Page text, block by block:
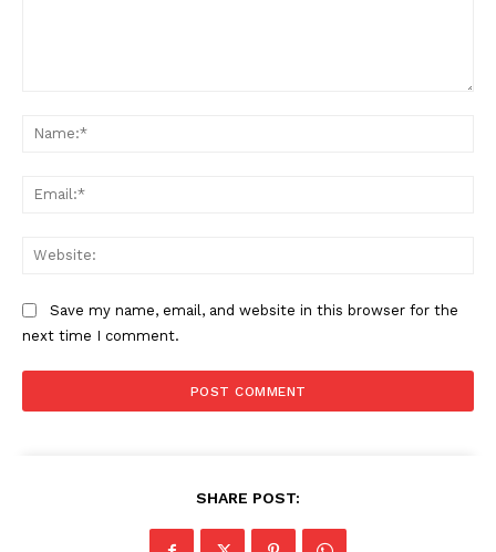
Save my name, email, and website in this browser for the
next time I comment.
SHARE POST: